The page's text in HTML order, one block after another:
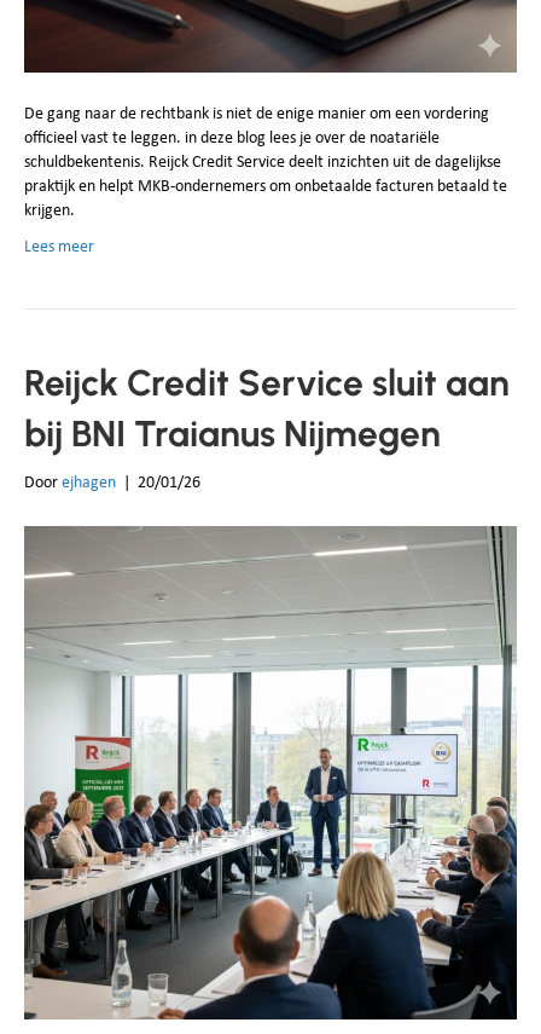
De gang naar de rechtbank is niet de enige manier om een vordering
officieel vast te leggen. in deze blog lees je over de noatariële
schuldbekentenis. Reijck Credit Service deelt inzichten uit de dagelijkse
praktijk en helpt MKB‑ondernemers om onbetaalde facturen betaald te
krijgen.
Lees meer
Reijck Credit Service sluit aan
bij BNI Traianus Nijmegen
Door ejhagen 20/01/26